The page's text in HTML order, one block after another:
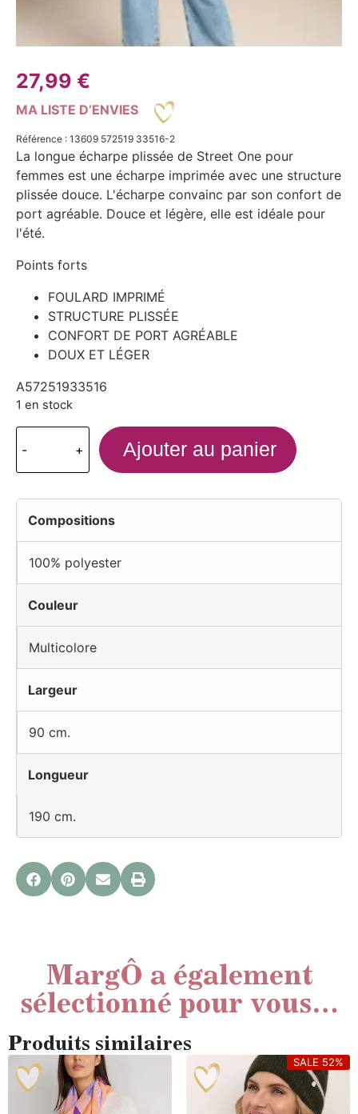
27,99 €
MA LISTE D’ENVIES
Référence : 13609 572519 33516-2
La longue écharpe plissée de Street One pour
femmes est une écharpe imprimée avec une structure
plissée douce. L'écharpe convainc par son confort de
port agréable. Douce et légère, elle est idéale pour
l'été.
Points forts
FOULARD IMPRIMÉ
STRUCTURE PLISSÉE
CONFORT DE PORT AGRÉABLE
DOUX ET LÉGER
A57251933516
1 en stock
- + Ajouter au panier
Compositions
100% polyester
Couleur
Multicolore
Largeur
90 cm.
Longueur
190 cm.
MargÔ a également
sélectionné pour vous…
Produits similaires
SALE 52%